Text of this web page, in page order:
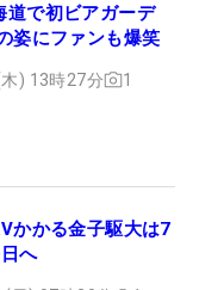
道で初ビアガーデ
姿にファンも爆笑
) 13時27分 1
かかる金子駆大は7
へ